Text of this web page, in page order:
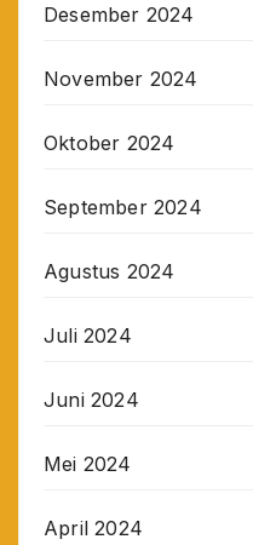
Desember 2024
November 2024
Oktober 2024
September 2024
Agustus 2024
Juli 2024
Juni 2024
Mei 2024
April 2024